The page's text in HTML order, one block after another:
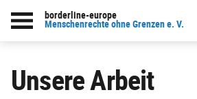
borderline-europe
Menschenrechte ohne Grenzen e. V.
Unsere Arbeit